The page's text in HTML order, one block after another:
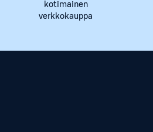
kotimainen
verkkokauppa